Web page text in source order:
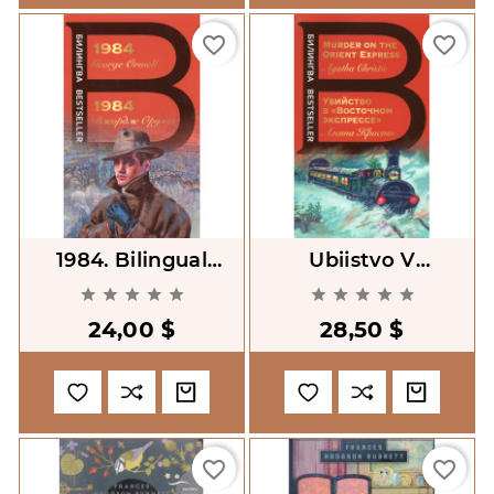
1984. Bilingual
Edition
    
24,00 $
favorite_border
Ubiistvo V
Vostochnom
Ekspresse. Murder
On The Oriental
Express Bilingual
Editon.
    
28,50 $
favorite_border
favorite_border favorite_border